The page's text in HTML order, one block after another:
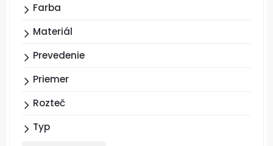
Farba
Materiál
Prevedenie
Priemer
Rozteč
Typ